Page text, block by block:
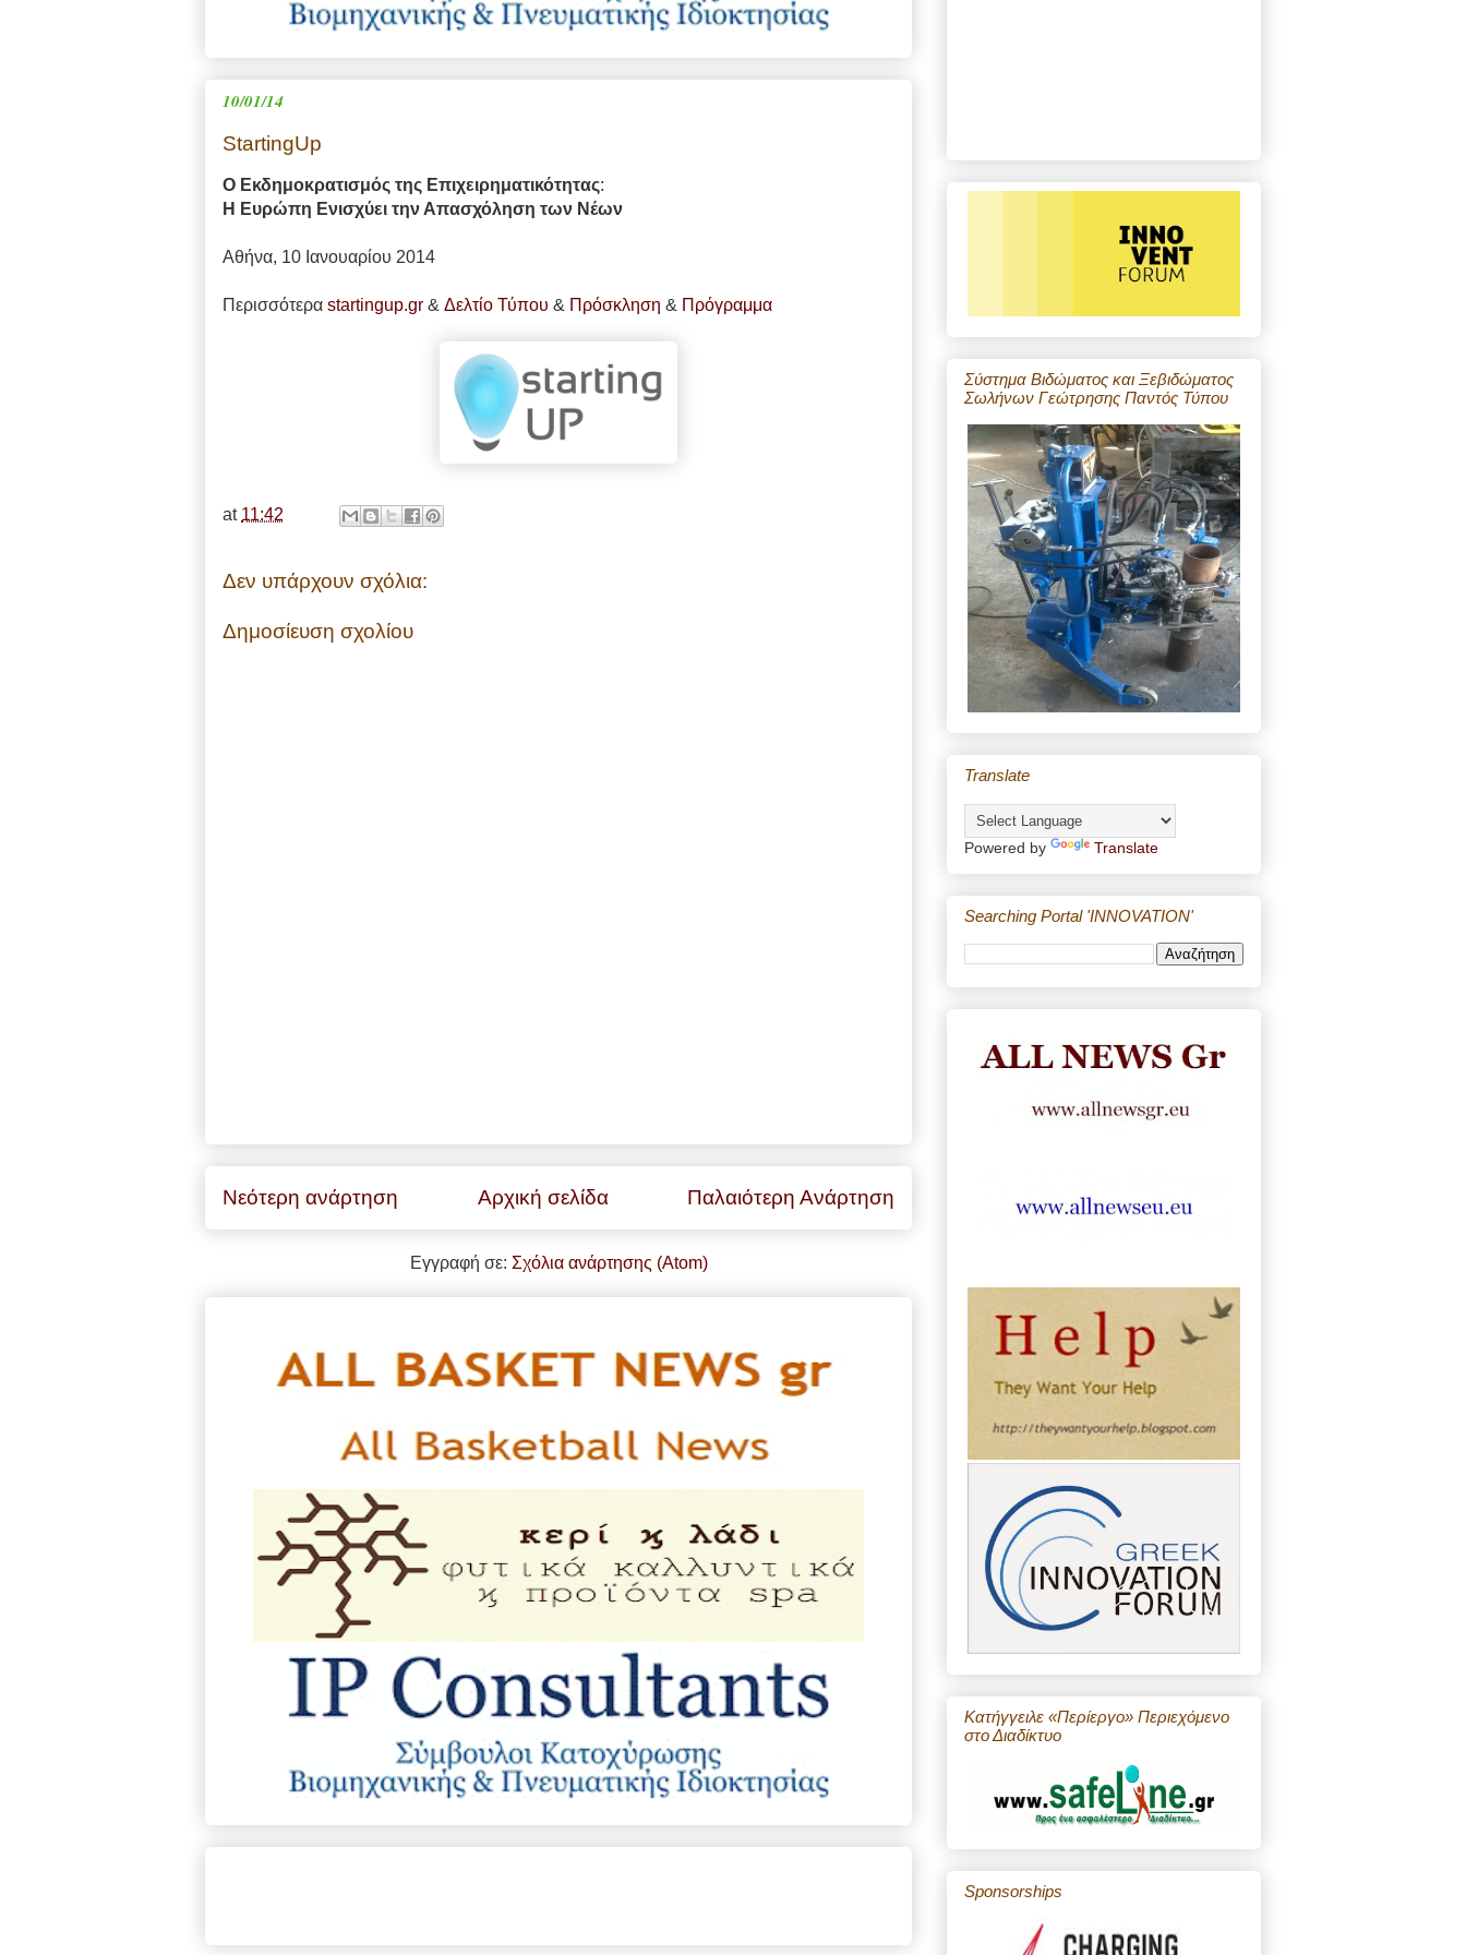
10/01/14
StartingUp
Ο Εκδημοκρατισμός της Επιχειρηματικότητας:
Η Ευρώπη Ενισχύει την Απασχόληση των Νέων
Αθήνα, 10 Ιανουαρίου 2014
Περισσότερα startingup.gr & Δελτίο Τύπου & Πρόσκληση & Πρόγραμμα
at 11:42
Δεν υπάρχουν σχόλια:
Δημοσίευση σχολίου
Νεότερη ανάρτηση Παλαιότερη Ανάρτηση
Αρχική σελίδα
Εγγραφή σε: Σχόλια ανάρτησης (Atom)
Σύστημα Βιδώματος και Ξεβιδώματος
Σωλήνων Γεώτρησης Παντός Τύπου
Translate
Powered by Translate
Searching Portal 'INNOVATION'
Κατήγγειλε «Περίεργο» Περιεχόμενο
στο Διαδίκτυο
Sponsorships